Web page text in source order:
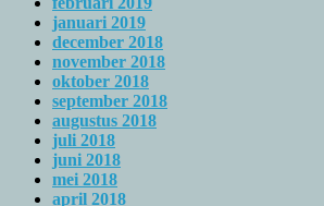
januari 2019
december 2018
november 2018
oktober 2018
september 2018
augustus 2018
juli 2018
juni 2018
mei 2018
april 2018